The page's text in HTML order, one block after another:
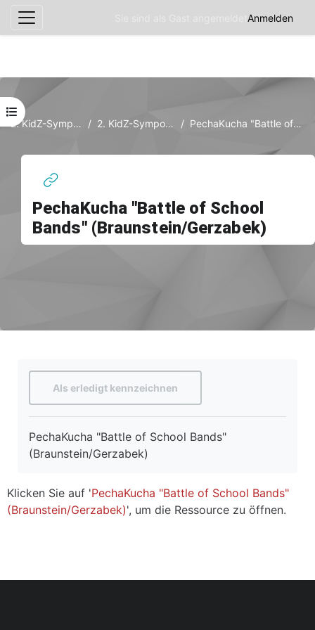
Anmelden
2. KidZ-Symposium, 6.-7. März 2014 2. KidZ-Symposium, 6.-7. März 2014 | Linz PechaKucha "Battle of School Bands" (Braunstein/Gerzabek)
PechaKucha "Battle of School
Bands" (Braunstein/Gerzabek)
Kursindex öffnen
Abschlussbedingungen
Als erledigt kennzeichnen
PechaKucha "Battle of School Bands"
(Braunstein/Gerzabek)
Klicken Sie auf 'PechaKucha "Battle of School Bands"
(Braunstein/Gerzabek)', um die Ressource zu öffnen.